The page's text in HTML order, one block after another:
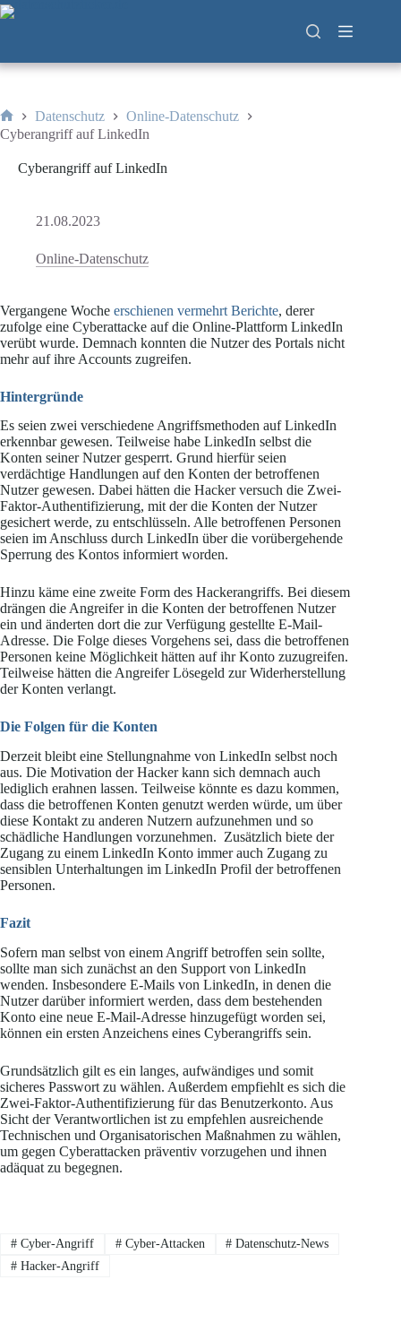
Zum
Inhalt
Start
Datenschutz
Online-Datenschutz
Cyberangriff auf LinkedIn
Cyberangriff auf LinkedIn
21.08.2023
Online-Datenschutz
Vergangene Woche erschienen vermehrt Berichte, derer
zufolge eine Cyberattacke auf die Online-Plattform LinkedIn
verübt wurde. Demnach konnten die Nutzer des Portals nicht
mehr auf ihre Accounts zugreifen.
Hintergründe
Es seien zwei verschiedene Angriffsmethoden auf LinkedIn
erkennbar gewesen. Teilweise habe LinkedIn selbst die
Konten seiner Nutzer gesperrt. Grund hierfür seien
verdächtige Handlungen auf den Konten der betroffenen
Nutzer gewesen. Dabei hätten die Hacker versuch die Zwei-
Faktor-Authentifizierung, mit der die Konten der Nutzer
gesichert werde, zu entschlüsseln. Alle betroffenen Personen
seien im Anschluss durch LinkedIn über die vorübergehende
Sperrung des Kontos informiert worden.
Hinzu käme eine zweite Form des Hackerangriffs. Bei diesem
drängen die Angreifer in die Konten der betroffenen Nutzer
ein und änderten dort die zur Verfügung gestellte E-Mail-
Adresse. Die Folge dieses Vorgehens sei, dass die betroffenen
Personen keine Möglichkeit hätten auf ihr Konto zuzugreifen.
Teilweise hätten die Angreifer Lösegeld zur Widerherstellung
der Konten verlangt.
Die Folgen für die Konten
Derzeit bleibt eine Stellungnahme von LinkedIn selbst noch
aus. Die Motivation der Hacker kann sich demnach auch
lediglich erahnen lassen. Teilweise könnte es dazu kommen,
dass die betroffenen Konten genutzt werden würde, um über
diese Kontakt zu anderen Nutzern aufzunehmen und so
schädliche Handlungen vorzunehmen. Zusätzlich biete der
Zugang zu einem LinkedIn Konto immer auch Zugang zu
sensiblen Unterhaltungen im LinkedIn Profil der betroffenen
Personen.
Fazit
Sofern man selbst von einem Angriff betroffen sein sollte,
sollte man sich zunächst an den Support von LinkedIn
wenden. Insbesondere E-Mails von LinkedIn, in denen die
Nutzer darüber informiert werden, dass dem bestehenden
Konto eine neue E-Mail-Adresse hinzugefügt worden sei,
können ein ersten Anzeichens eines Cyberangriffs sein.
Grundsätzlich gilt es ein langes, aufwändiges und somit
sicheres Passwort zu wählen. Außerdem empfiehlt es sich die
Zwei-Faktor-Authentifizierung für das Benutzerkonto. Aus
Sicht der Verantwortlichen ist zu empfehlen ausreichende
Technischen und Organisatorischen Maßnahmen zu wählen,
um gegen Cyberattacken präventiv vorzugehen und ihnen
adäquat zu begegnen.
#Cyber-Angriff #Cyber-Attacken # Datenschutz-News
#Hacker-Angriff